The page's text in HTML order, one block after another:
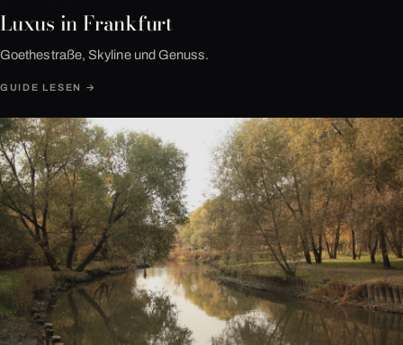
Luxus in Frankfurt
Goethestraße, Skyline und Genuss.
GUIDE LESEN →
Nº 05